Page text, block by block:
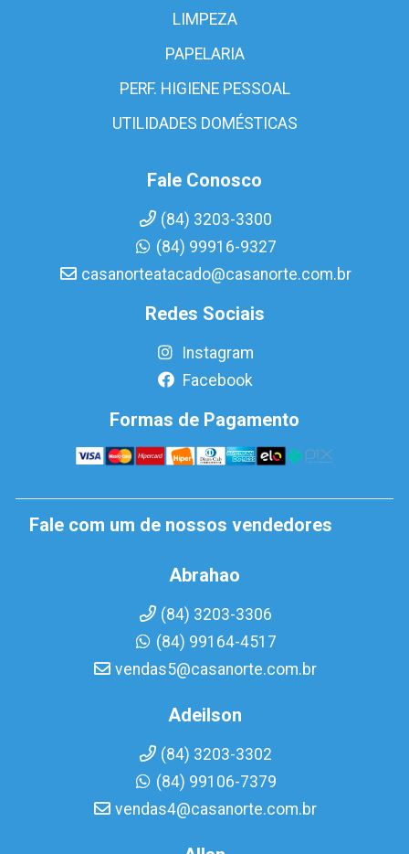
LIMPEZA
PAPELARIA
PERF. HIGIENE PESSOAL
UTILIDADES DOMÉSTICAS
Fale Conosco
(84) 3203-3300
(84) 99916-9327
casanorteatacado@casanorte.com.br
Redes Sociais
Instagram
Facebook
Formas de Pagamento
Fale com um de nossos vendedores
Abrahao
(84) 3203-3306
(84) 99164-4517
vendas5@casanorte.com.br
Adeilson
(84) 3203-3302
(84) 99106-7379
vendas4@casanorte.com.br